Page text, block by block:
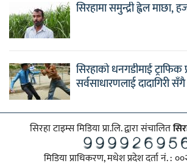
सिरहामा समुन्द्री ह्वेल माछा,
सिरहाको धनगडीमाई ट्राफिक
सर्वसाधारणलाई दादागिरी
सिरहा टाइम्स मिडिया प्रा.लि. द्वारा संचालित
मिडिया प्राधिकरण, मधेश प्रदेश दर्ता नं. :